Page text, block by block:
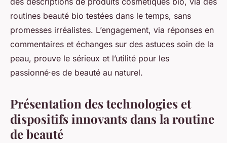
routines beauté bio testées dans le temps, sans
promesses irréalistes. L’engagement, via réponses en
commentaires et échanges sur des astuces soin de la
peau, prouve le sérieux et l’utilité pour les
passionné·es de beauté au naturel.
Présentation des technologies et
dispositifs innovants dans la routine
de beauté